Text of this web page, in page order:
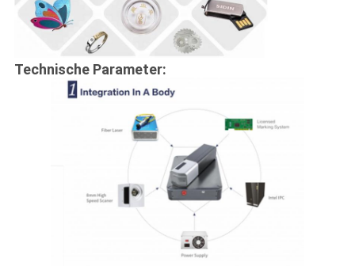
Technische Parameter: